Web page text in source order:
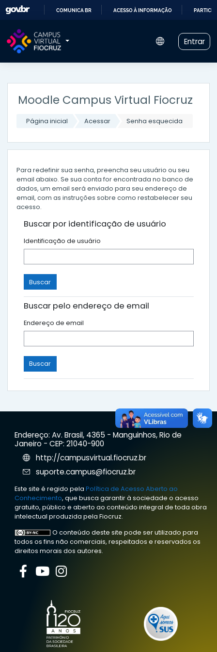
COMUNICA BR ACESSO À INFORMAÇÃO
Entrar
Moodle Campus Virtual Fiocruz
Página inicial Acessar Senha esquecida
Para redefinir sua senha, preencha seu usuário ou seu
email abaixo. Se sua conta for encontrada no banco de
dados, um email será enviado para seu endereço de
email, com as instruções sobre como restabelecer seu
acesso.
Buscar por identificação de usuário
Identificação de usuário
Buscar pelo endereço de email
Endereço de email
Endereço: Av. Brasil, 4365 - Manguinhos, Rio de
Janeiro - CEP: 21040-900
http://campusvirtual.fiocruz.br
suporte.campus@fiocruz.br
Este site é regido pela Política de Acesso Aberto ao
Conhecimento, que busca garantir à sociedade o acesso
gratuito, público e aberto ao conteúdo integral de toda obra
intelectual produzida pela Fiocruz.
O conteúdo deste site pode ser utilizado para
todos os fins não comerciais, respeitados e reservados os
direitos morais dos autores.